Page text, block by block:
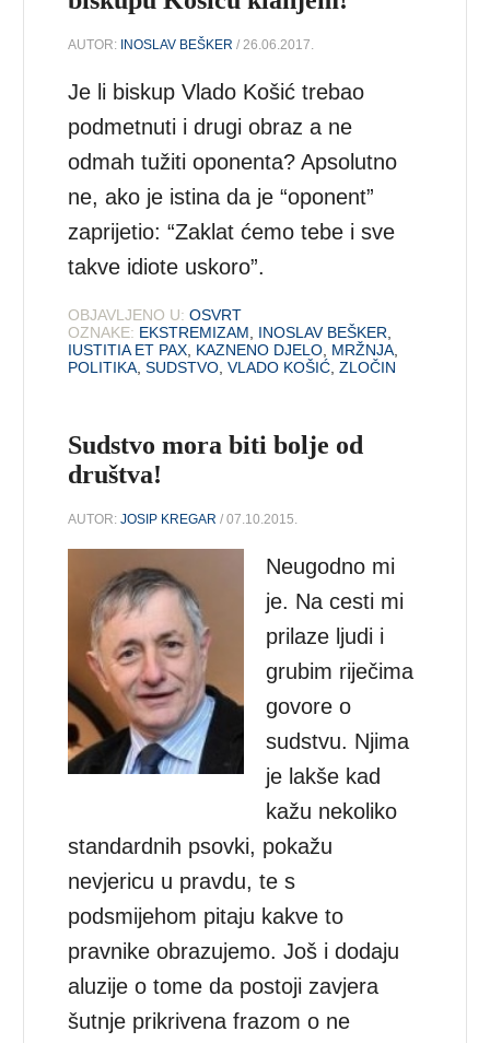
AUTOR: INOSLAV BEŠKER / 26.06.2017.
Je li biskup Vlado Košić trebao
podmetnuti i drugi obraz a ne
odmah tužiti oponenta? Apsolutno
ne, ako je istina da je “oponent”
zaprijetio: “Zaklat ćemo tebe i sve
takve idiote uskoro”.
OBJAVLJENO U: OSVRT
OZNAKE: EKSTREMIZAM INOSLAV BEŠKER
IUSTITIA ET PAX KAZNENO DJELO MRŽNJA
POLITIKA ,SUDSTVO ,VLADO KOŠIĆ ,ZLOČIN
Sudstvo mora biti bolje od
društva!
AUTOR:JOSIP KREGAR / 07.10.2015.
Neugodno mi
je. Na cesti mi
prilaze ljudi i
grubim riječima
govore o
sudstvu. Njima
je lakše kad
kažu nekoliko
standardnih psovki, pokažu
nevjericu u pravdu, te s
podsmijehom pitaju kakve to
pravnike obrazujemo. Još i dodaju
aluzije o tome da postoji zavjera
šutnje prikrivena frazom o ne